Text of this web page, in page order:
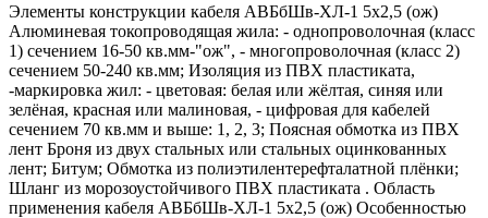
Элементы конструкции кабеля АВБбШв-ХЛ-1 5х2,5 (ож)
Алюминевая токопроводящая жила: - однопроволочная (класс
1) сечением 16-50 кв.мм-"ож", - многопроволочная (класс 2)
сечением 50-240 кв.мм; Изоляция из ПВХ пластиката,
-маркировка жил: - цветовая: белая или жёлтая, синяя или
зелёная, красная или малиновая, - цифровая для кабелей
сечением 70 кв.мм и выше: 1, 2, 3; Поясная обмотка из ПВХ
лент Броня из двух стальных или стальных оцинкованных
лент; Битум; Обмотка из полиэтилентерефталатной плёнки;
Шланг из морозоустойчивого ПВХ пластиката . Область
применения кабеля АВБбШв-ХЛ-1 5х2,5 (ож) Особенностью